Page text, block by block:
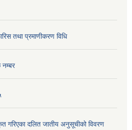
तथा प्रमाणीकरण विधि
नम्बर
गरिएका दलित जातीय अनुसूचीको विवरण